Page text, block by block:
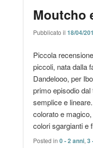
Moutcho
Pubblicato il 18/04/
Piccola
piccoli, nata dalla
Dandelooo, per
primo episodio
semplice e
colorato e
colori sgargianti
Posted in 0 - 2 anni, 3